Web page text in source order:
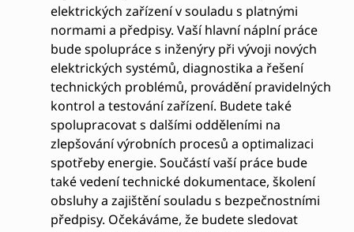
elektrických zařízení v souladu s platnými
normami a předpisy. Vaší hlavní náplní práce
bude spolupráce s inženýry při vývoji nových
elektrických systémů, diagnostika a řešení
technických problémů, provádění pravidelných
kontrol a testování zařízení. Budete také
spolupracovat s dalšími odděleními na
zlepšování výrobních procesů a optimalizaci
spotřeby energie. Součástí vaší práce bude
také vedení technické dokumentace, školení
obsluhy a zajištění souladu s bezpečnostními
předpisy. Očekáváme, že budete sledovat